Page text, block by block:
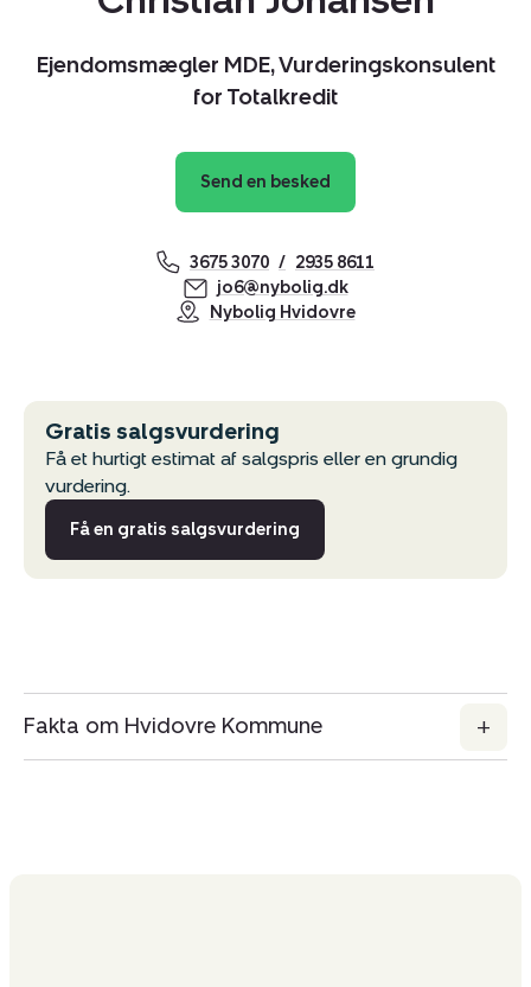
Ejendomsmægler MDE, Vurderingskonsulent
for Totalkredit
Send en besked
3675 3070
2935 8611
jo6@nybolig.dk
Nybolig Hvidovre
Gratis salgsvurdering
Få et hurtigt estimat af salgspris eller en grundig
vurdering.
Få en gratis salgsvurdering
Fakta om Hvidovre Kommune
Del via mail